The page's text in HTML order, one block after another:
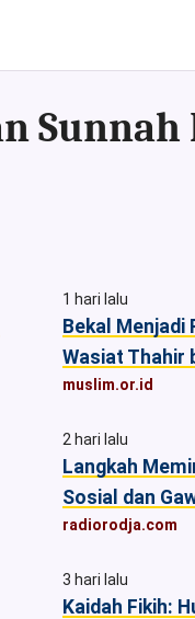
1 hari lalu
Bekal Menjadi
Wasiat Thahir
muslim.or.id
2 hari lalu
Langkah
Sosial dan
radiorodja.com
3 hari lalu
Kaidah Fikih: